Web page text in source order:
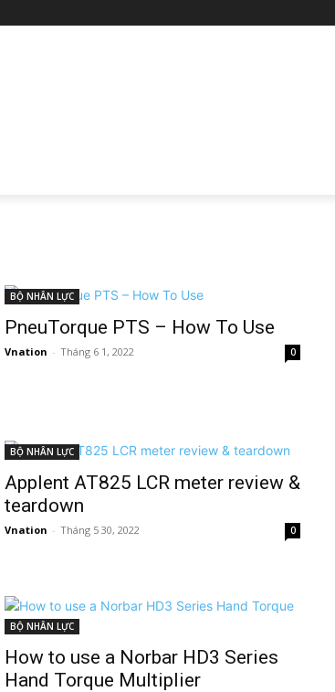
BỘ NHÂN LỰC
PneuTorque PTS – How To Use
Vnation - Tháng 6 1, 2022 0
BỘ NHÂN LỰC
Applent AT825 LCR meter review &
teardown
Vnation - Tháng 5 30, 2022 0
BỘ NHÂN LỰC
How to use a Norbar HD3 Series
Hand Torque Multiplier